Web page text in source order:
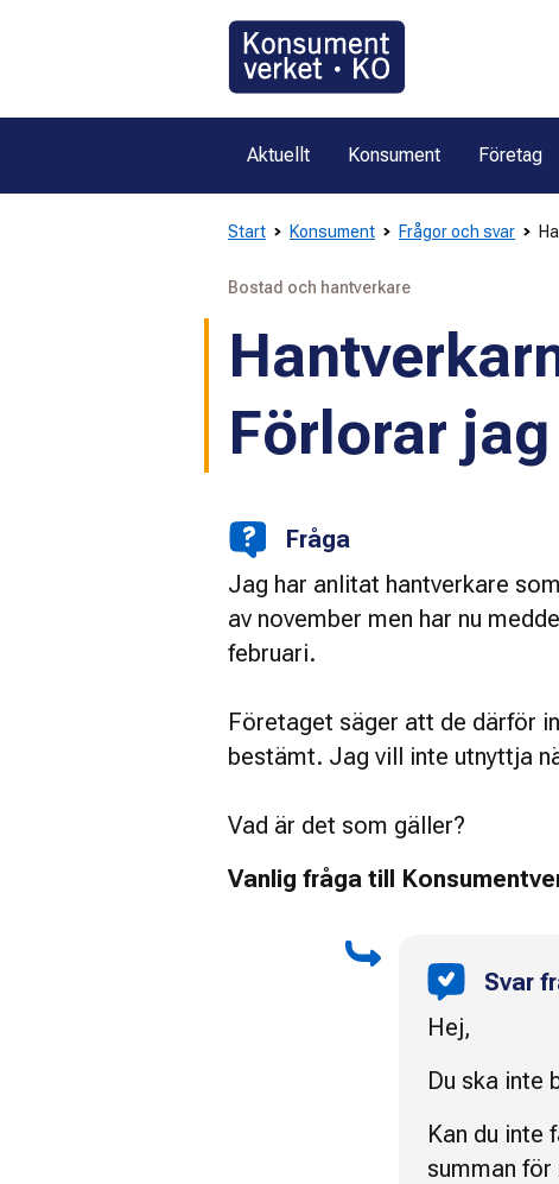
Aktuellt Konsument Företag
Start Konsument Frågor och svar
Bostad och hantverkare
Förlorar
Fråga
Jag har anlitat hantverkare
av november men har nu
februari.
Företaget säger att de därför
bestämt. Jag vill inte utnyttja
Vad är det som gäller?
Vanlig fråga till
Svar
Hej,
Du ska inte
Kan du inte
summan